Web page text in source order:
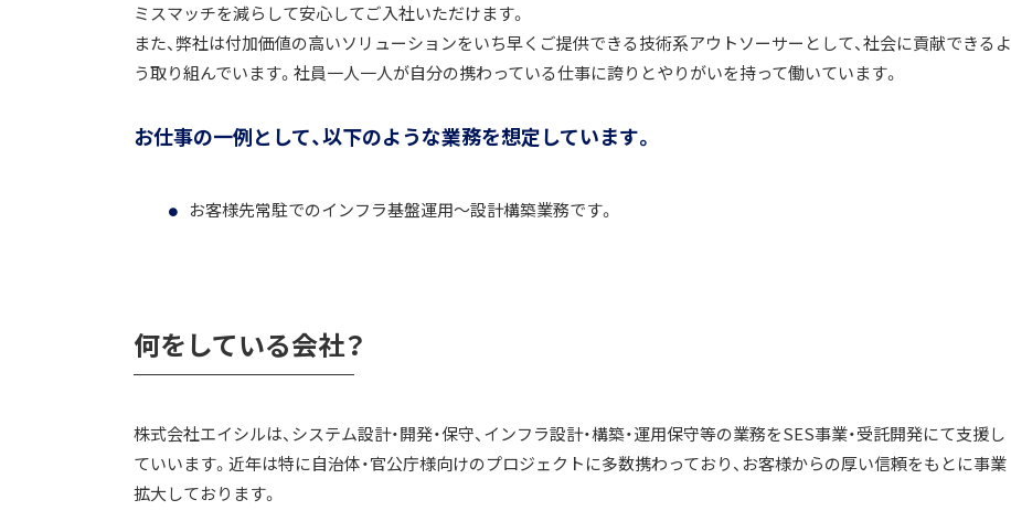
ミスマッチを減らして安心してご入社いただけます。
また、弊社は付加価値の高いソリューションをいち早くご提供できる技術系アウトソーサーとして、社会に貢献できるよ
う取り組んでいます。社員一人一人が自分の携わっている仕事に誇りとやりがいを持って働いています。
お仕事の一例として、以下のような業務を想定しています。
お客様先常駐でのインフラ基盤運用～設計構築業務です。
何をしている会社？
株式会社エイシルは、システム設計・開発・保守、インフラ設計・構築・運用保守等の業務をSES事業・受託開発にて支援し
ていいます。近年は特に自治体・官公庁様向けのプロジェクトに多数携わっており、お客様からの厚い信頼をもとに事業
拡大しております。